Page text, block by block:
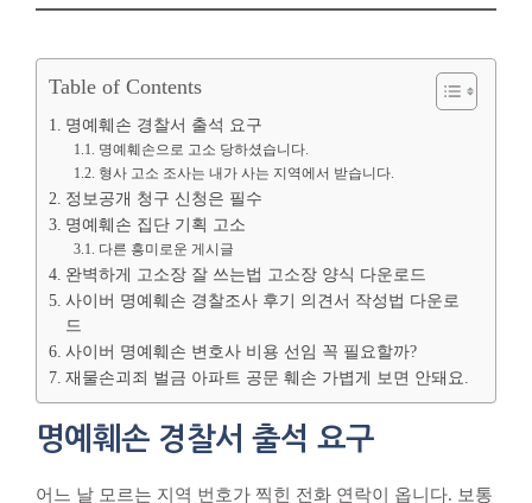
Table of Contents
명예훼손 경찰서 출석 요구
명예훼손으로 고소 당하셨습니다.
형사 고소 조사는 내가 사는 지역에서 받습니다.
정보공개 청구 신청은 필수
명예훼손 집단 기획 고소
다른 흥미로운 게시글
완벽하게 고소장 잘 쓰는법 고소장 양식 다운로드
사이버 명예훼손 경찰조사 후기 의견서 작성법 다운로
드
사이버 명예훼손 변호사 비용 선임 꼭 필요할까?
재물손괴죄 벌금 아파트 공문 훼손 가볍게 보면 안돼요.
명예훼손 경찰서 출석 요구
어느 날 모르는 지역 번호가 찍힌 전화 연락이 옵니다. 보통